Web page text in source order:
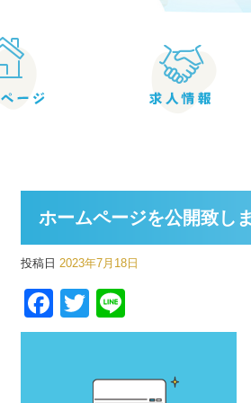
ホームページを公開致し
投稿日 2023年7月18日
Facebook
Twitter